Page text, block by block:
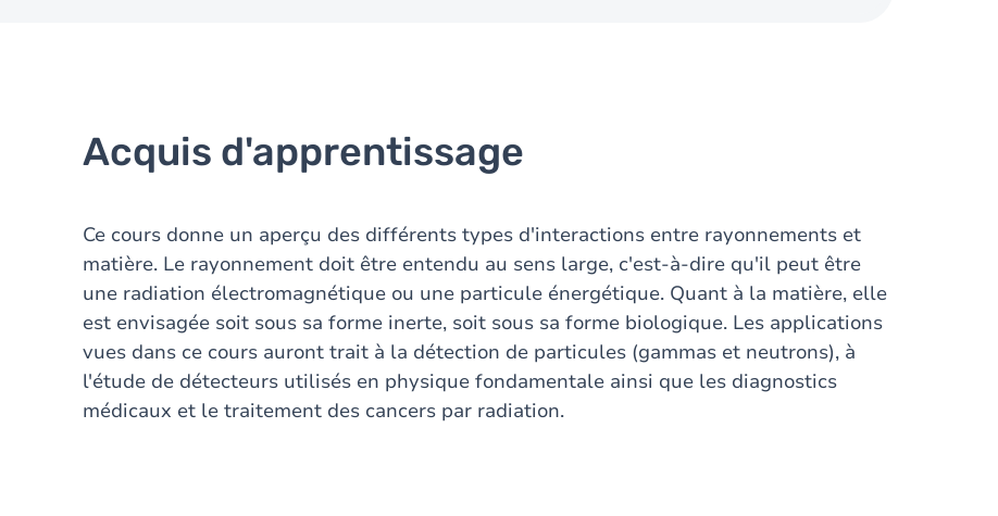
Acquis d'apprentissage
Ce cours donne un aperçu des différents types d'interactions entre rayonnements et
matière. Le rayonnement doit être entendu au sens large, c'est-à-dire qu'il peut être
une radiation électromagnétique ou une particule énergétique. Quant à la matière, elle
est envisagée soit sous sa forme inerte, soit sous sa forme biologique. Les applications
vues dans ce cours auront trait à la détection de particules (gammas et neutrons), à
l'étude de détecteurs utilisés en physique fondamentale ainsi que les diagnostics
médicaux et le traitement des cancers par radiation.